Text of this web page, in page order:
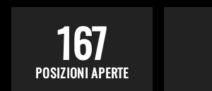
167
POSIZIONI APERTE